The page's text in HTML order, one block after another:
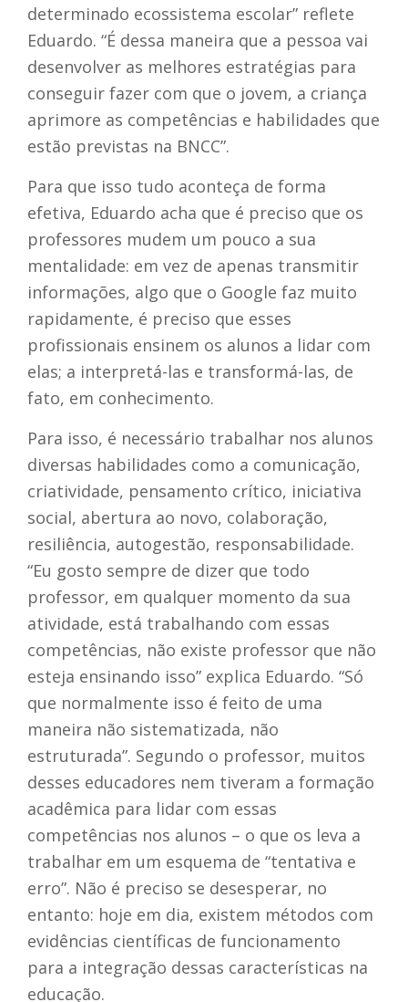
determinado ecossistema escolar” reflete
Eduardo. “É dessa maneira que a pessoa vai
desenvolver as melhores estratégias para
conseguir fazer com que o jovem, a criança
aprimore as competências e habilidades que
estão previstas na BNCC”.
Para que isso tudo aconteça de forma
efetiva, Eduardo acha que é preciso que os
professores mudem um pouco a sua
mentalidade: em vez de apenas transmitir
informações, algo que o Google faz muito
rapidamente, é preciso que esses
profissionais ensinem os alunos a lidar com
elas; a interpretá-las e transformá-las, de
fato, em conhecimento.
Para isso, é necessário trabalhar nos alunos
diversas habilidades como a comunicação,
criatividade, pensamento crítico, iniciativa
social, abertura ao novo, colaboração,
resiliência, autogestão, responsabilidade.
“Eu gosto sempre de dizer que todo
professor, em qualquer momento da sua
atividade, está trabalhando com essas
competências, não existe professor que não
esteja ensinando isso” explica Eduardo. “Só
que normalmente isso é feito de uma
maneira não sistematizada, não
estruturada”. Segundo o professor, muitos
desses educadores nem tiveram a formação
acadêmica para lidar com essas
competências nos alunos – o que os leva a
trabalhar em um esquema de “tentativa e
erro”. Não é preciso se desesperar, no
entanto: hoje em dia, existem métodos com
evidências científicas de funcionamento
para a integração dessas características na
educação.